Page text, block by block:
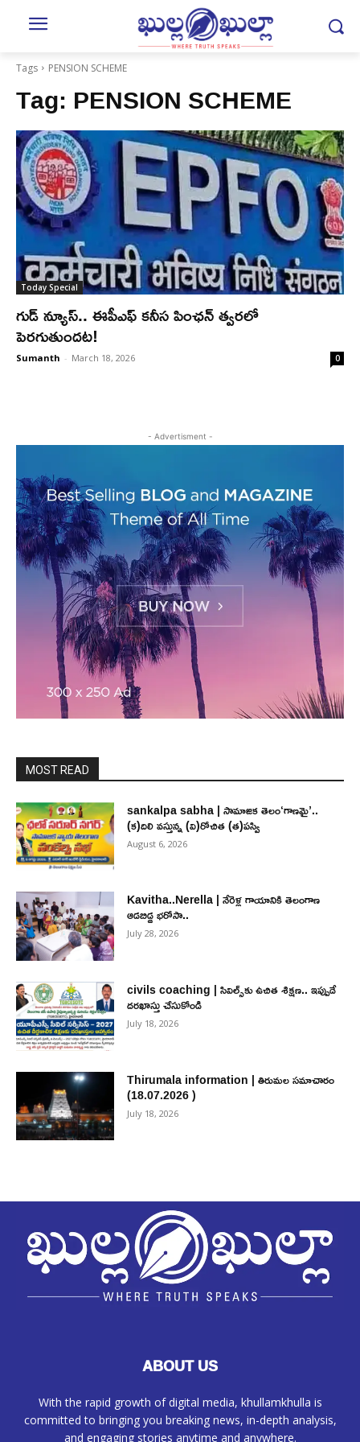
Tags PENSION SCHEME
Tag: PENSION SCHEME
Today Special
గుడ్‌ న్యూస్‌.. ఈపీఎఫ్ కనీస పింఛన్‌ త్వరలో
పెరగుతుందట!
Sumanth - March 18, 2026 0
- Advertisment -
MOST READ
sankalpa sabha | సామాజిక తెలం‘గాణమై’..
(క)దిలి వస్తున్న (వి)రోచిత (త)పస్వి
August 6, 2026
Kavitha..Nerella | నేరెళ్ల గాయానికి తెలంగాణ
ఆడబిడ్డ భరోసా..
July 28, 2026
civils coaching | సివిల్స్‌కు ఉచిత శిక్ష‌ణ.. ఇప్పుడే
ద‌ర‌ఖాస్తు చేసుకోండి
July 18, 2026
Thirumala information | తిరుమల సమాచారం
(18.07.2026 )
July 18, 2026
ABOUT US
With the rapid growth of digital media, khullamkhulla is
committed to bringing you breaking news, in-depth analysis,
and engaging stories anytime and anywhere.